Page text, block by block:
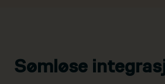
Sømløse